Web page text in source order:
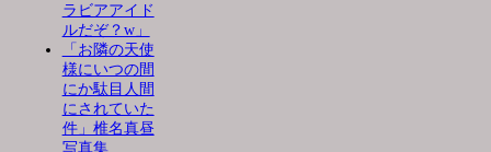
ラビアアイド
ルだぞ？w」
「お隣の天使
様にいつの間
にか駄目人間
にされていた
件」椎名真昼
写真集